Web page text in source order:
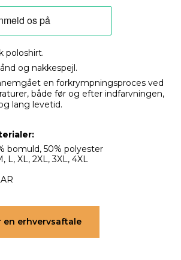
poloshirt.
og nakkespejl.
en forkrympningsproces ved
både før og efter indfarvningen,
lang levetid.
bomuld, 50% polyester
L, XL, 2XL, 3XL, 4XL
erhvervsaftale